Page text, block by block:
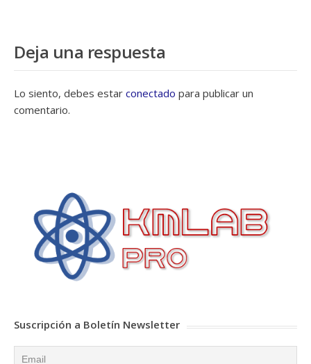
Deja una respuesta
Lo siento, debes estar conectado para publicar un
comentario.
Suscripción a Boletín Newsletter